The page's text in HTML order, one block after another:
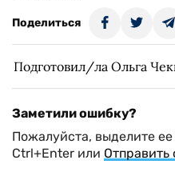
Поделиться
Подготовил/ла Ольга
Заметили ошибку?
Пожалуйста, выделите
Ctrl+Enter или Отправить